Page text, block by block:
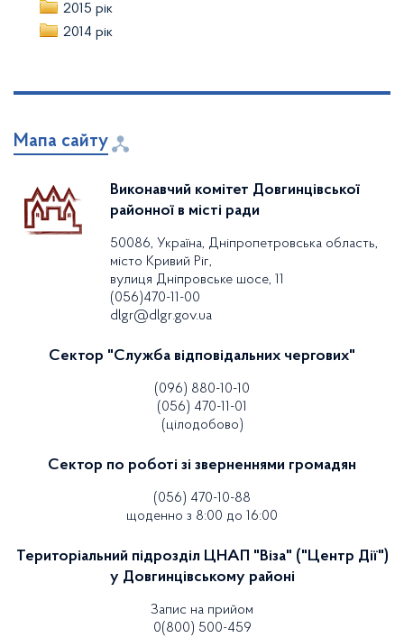
2015 рік
2014 рік
Мапа сайту
Виконавчий комітет Довгинцівської
районної в місті ради
50086, Україна, Дніпропетровська область,
місто Кривий Ріг,
вулиця Дніпровське шосе, 11
(056)470-11-00
dlgr@dlgr.gov.ua
Сектор "Служба відповідальних чергових"
(096) 880-10-10
(056) 470-11-01
(цілодобово)
Сектор по роботі зі зверненнями громадян
(056) 470-10-88
щоденно з 8:00 до 16:00
Територіальний підрозділ ЦНАП "Віза" ("Центр Дії")
у Довгинцівському районі
Запис на прийом
0(800) 500-459